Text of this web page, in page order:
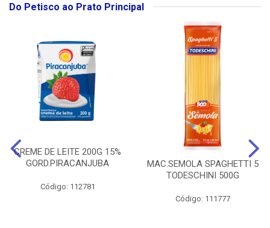
Do Petisco ao Prato Principal
CREME DE LEITE 200G 15%
GORD.PIRACANJUBA
Código: 112781
MAC.SEMOLA SPAGHETTI 5
TODESCHINI 500G
Código: 111777